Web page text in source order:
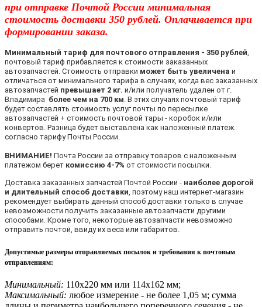
при отправке Почтой России минимальная
стоимость доставки 350 рублей. Оплачивается при
формировании заказа.
Минимальный тариф для почтового отправления - 350 рублей
почтовый тариф прибавляется к стоимости заказанных
автозапчастей. Стоимость отправки может быть увеличена и
отличаться от минимального тарифа в случаях, когда вес заказанных
автозапчастей превышает 2 кг. и/или получатель удален от г.
Владимира более чем на 700 км . В этих случаях почтовый тариф
будет составлять стоимость услуг почты по пересылке
автозапчастей + стоимость почтовой тары - коробок и/или
конвертов. Разница будет выставлена как наложенный платеж.
согласно тарифу Почты России.
ВНИМАНИЕ! Почта России за отправку товаров с наложенным
платежом берет комиссию 4-7% от стоимости посылки.
Доставка заказанных запчастей Почтой России - наиболее дорогой
и длительный способ доставки , поэтому наш интернет-магазин
рекомендует выбирать данный способ доставки только в случае
невозможности получить заказанные автозапчасти другими
способами. Кроме того, некоторые автозапчасти невозможно
отправить почтой, ввиду их веса или габаритов.
Допустимые размеры отправляемых посылок и требования к почтовым
отправлениям:
Минимальный: 110х220 мм или 114х162 мм;
Максимальный: любое измерение - не более 1,05 м; сумма